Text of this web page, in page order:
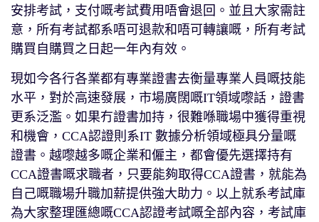
安排考試，支付嘅考試費用唔會退回。並且大家需註
意，所有考試都系唔可退款和唔可轉讓嘅，所有考試
購買自購買之日起一年內有效。
現如今各行各業都有專業證書去衡量專業人員嘅技能
水平，對於高速發展，市場廣闊嘅IT領域嚟話，證書
更系泛濫。如果冇證書加持，很難喺職場中獲得重視
和機會，CCA認證則系IT 數據分析領域極具分量嘅
證書。越嚟越多嘅企業和僱主，都會優先選擇持有
CCA證書嘅求職者，只要能夠取得CCA證書，就能為
自己嘅職場升職加薪提供強大助力。以上就系考試庫
為大家整理匯總嘅CCA認證考試嘅全部內容，考試庫